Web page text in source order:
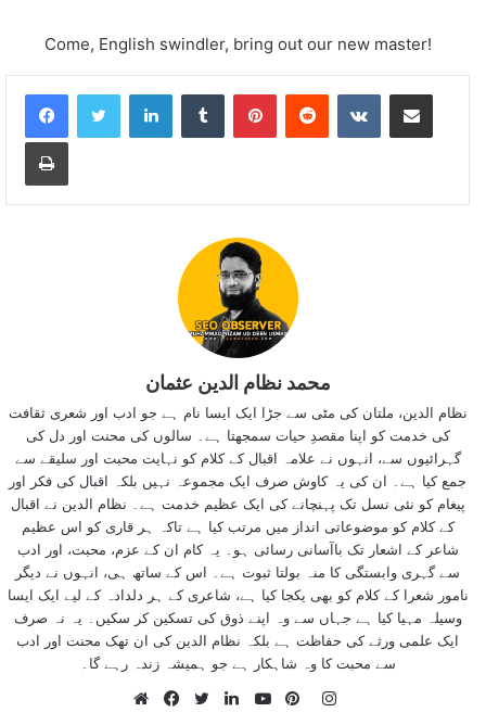
Come, English swindler, bring out our new master!
LinkedInTumblr PinterestReddit VKontakteShare via Email
Print
محمد نظام الدین عثمان
نظام الدین، ملتان کی مٹی سے جڑا ایک ایسا نام ہے جو ادب اور شعری ثقافت
کی خدمت کو اپنا مقصدِ حیات سمجھتا ہے۔ سالوں کی محنت اور دل کی
گہرائیوں سے، انہوں نے علامہ اقبال کے کلام کو نہایت محبت اور سلیقے سے
جمع کیا ہے۔ ان کی یہ کاوش صرف ایک مجموعہ نہیں بلکہ اقبال کی فکر اور
پیغام کو نئی نسل تک پہنچانے کی ایک عظیم خدمت ہے۔ نظام الدین نے اقبال
کے کلام کو موضوعاتی انداز میں مرتب کیا ہے تاکہ ہر قاری کو اس عظیم
شاعر کے اشعار تک باآسانی رسائی ہو۔ یہ کام ان کے عزم، محبت، اور ادب
سے گہری وابستگی کا منہ بولتا ثبوت ہے۔ اس کے ساتھ ہی، انہوں نے دیگر
نامور شعرا کے کلام کو بھی یکجا کیا ہے، شاعری کے ہر دلدادہ کے لیے ایک ایسا
وسیلہ مہیا کیا ہے جہاں سے وہ اپنے ذوق کی تسکین کر سکیں۔ یہ نہ صرف
ایک علمی ورثے کی حفاظت ہے بلکہ نظام الدین کی ان تھک محنت اور ادب
سے محبت کا وہ شاہکار ہے جو ہمیشہ زندہ رہے گا۔
Instagram